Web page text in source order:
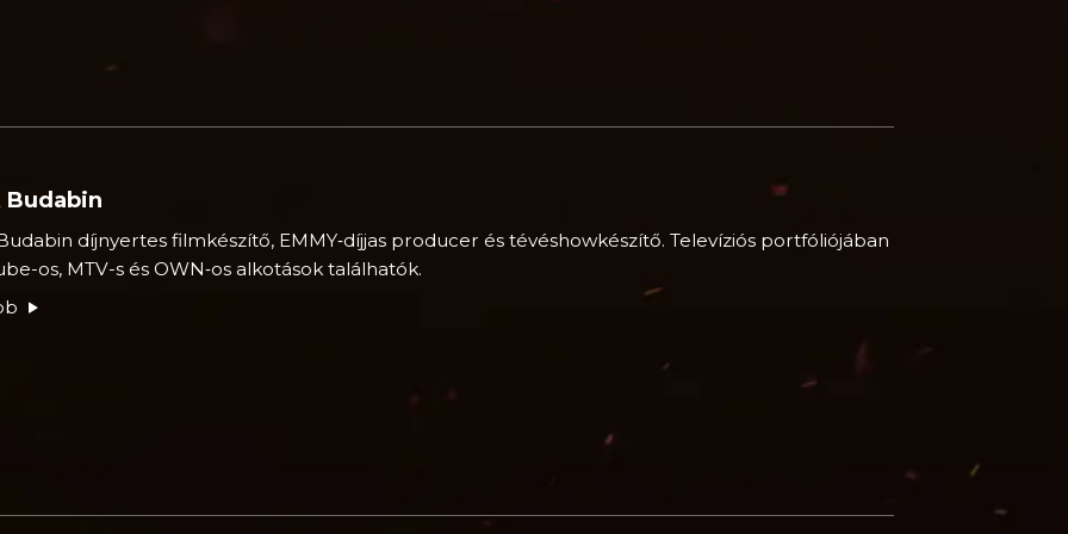
Budabin
díjnyertes filmkészítő, EMMY‑díjjas producer és tévéshowkészítő. Televíziós portfóliójában
os, MTV-s és OWN‑os alkotások találhatók.